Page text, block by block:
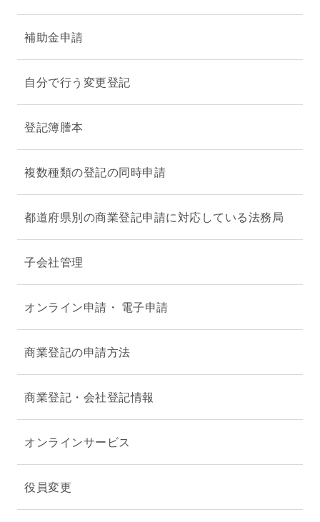
補助金申請
自分で行う変更登記
登記簿謄本
複数種類の登記の同時申請
都道府県別の商業登記申請に対応している法務局
子会社管理
オンライン申請・ 電子申請
商業登記の申請方法
商業登記・会社登記情報
オンラインサービス
役員変更